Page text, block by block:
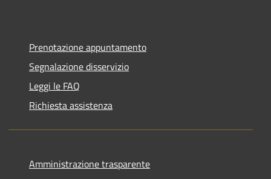
Prenotazione appuntamento
Segnalazione disservizio
Leggi le FAQ
Richiesta assistenza
Amministrazione trasparente